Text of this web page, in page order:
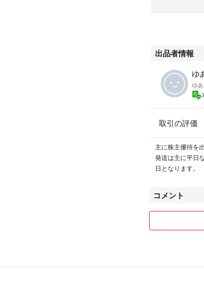
出品者情報
ゆ
ゆ
取引の評価
主に株主優待を
発送は主に平日
日となります。
コメント